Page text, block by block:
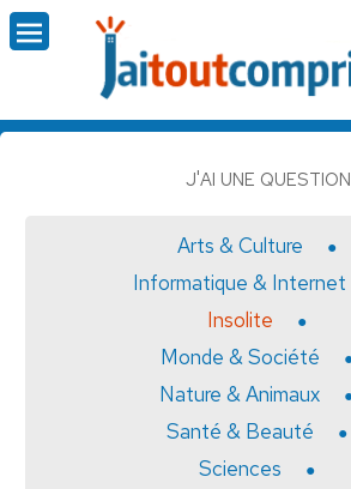
J'AI UNE QUESTION
Arts & Culture
Informatique & Internet
Insolite
Monde & Société
Nature & Animaux
Santé & Beauté
Sciences